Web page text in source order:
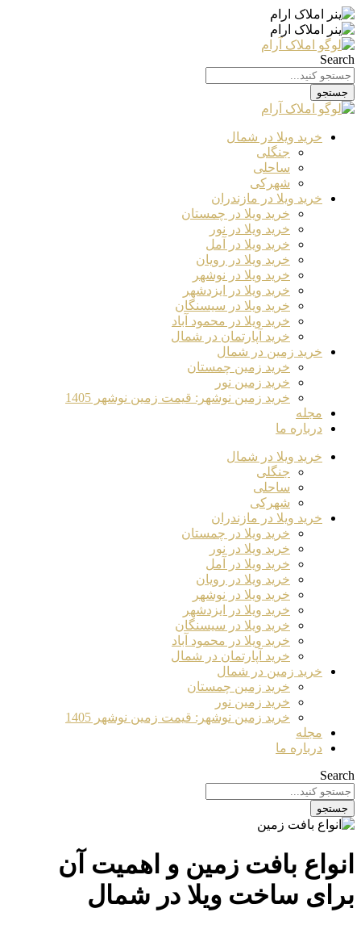
Search
جستجو
خرید ویلا در شمال
جنگلی
ساحلی
شهرکی
خرید ویلا در مازندران
خرید ویلا در چمستان
خرید ویلا در نور
خرید ویلا در آمل
خرید ویلا در رویان
خرید ویلا در نوشهر
خرید ویلا در ایزدشهر
خرید ویلا در سیسنگان
خرید ویلا در محمود آباد
خرید آپارتمان در شمال
خرید زمین در شمال
خرید زمین چمستان
خرید زمین نور
خرید زمین نوشهر: قیمت زمین نوشهر 1405
مجله
درباره ما
خرید ویلا در شمال
جنگلی
ساحلی
شهرکی
خرید ویلا در مازندران
خرید ویلا در چمستان
خرید ویلا در نور
خرید ویلا در آمل
خرید ویلا در رویان
خرید ویلا در نوشهر
خرید ویلا در ایزدشهر
خرید ویلا در سیسنگان
خرید ویلا در محمود آباد
خرید آپارتمان در شمال
خرید زمین در شمال
خرید زمین چمستان
خرید زمین نور
خرید زمین نوشهر: قیمت زمین نوشهر 1405
مجله
درباره ما
Search
جستجو
انواع بافت زمین و اهمیت آن
برای ساخت ویلا در شمال